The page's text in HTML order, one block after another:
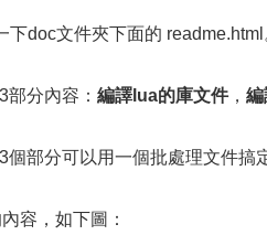
doc文件夾下面的
分內容： 編譯lua的庫文件，
部分可以用一個批處理文件搞
容，如下圖：